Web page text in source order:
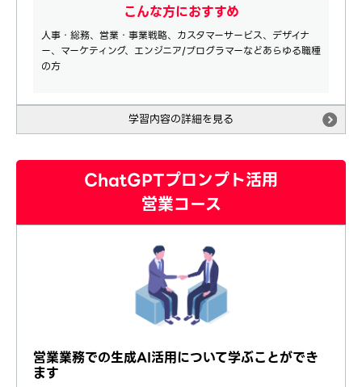
こんな方におすすめ
人事・総務、営業・事業戦略、カスタマーサービス、デザイナ
ー、マーケティング、エンジニア/プログラマーなどあらゆる職種
の方
学習内容の詳細を見る
ChatGPTプロンプト活用
営業コース
営業業務での生成AI活用について学ぶことができ
ます